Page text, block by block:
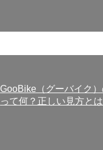
GooBike（グーバイク
って何？正しい見方とは